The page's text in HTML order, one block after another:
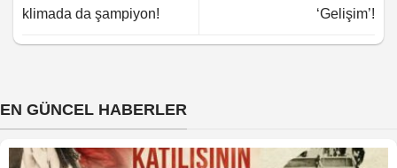
klimada da şampiyon!
‘Gelişim’!
EN GÜNCEL HABERLER